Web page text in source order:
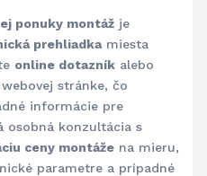
ponuky montážje
prehliadkamiesta
online dotazníkalebo
webovej stránke, čo
informácie pre
osobná konzultácia s
ceny montážena mieru,
parametre a prípadné